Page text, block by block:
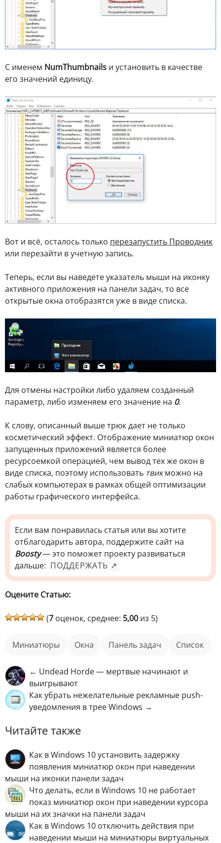
С именем NumThumbnails и установить в качестве
его значений единицу.
Вот и всё, осталось только перезапустить Проводник
или перезайти в учетную запись.
Теперь, если вы наведете указатель мыши на иконку
активного приложения на панели задач, то все
открытые окна отобразятся уже в виде списка.
Для отмены настройки либо удаляем созданный
параметр, либо изменяем его значение на 0.
К слову, описанный выше трюк дает не только
косметический эффект. Отображение миниатюр окон
запущенных приложений является более
ресурсоемкой операцией, чем вывод тех же окон в
виде списка, поэтому использовать твикможно на
слабых компьютерах в рамках общей оптимизации
работы графического интерфейса.
Если вам понравилась статья или вы хотите
отблагодарить автора, поддержите сайт на
Boosty— это поможет проекту развиваться
дальше: ПОДДЕРЖАТЬ ↗
Оцените Статью:
(7 оценок, среднее: 5,00 из 5)
миниатюры окна панель задач список
← Undead Horde — мертвые начинают и
выигрывают
Как убрать нежелательные рекламные push-
уведомления в трее Windows →
Читайте также
Как в Windows 10 установить задержку
появления миниатюр окон при наведении
мыши на иконки панели задач
Что делать, если в Windows 10 не работает
показ миниатюр окон при наведении курсора
мыши на их значки на панели задач
Как в Windows 10 отключить действия при
наведении мыши на миниатюры виртуальных